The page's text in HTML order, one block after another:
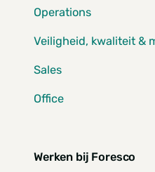
Operations
Veiligheid, kwaliteit &
Sales
Office
Werken bij Foresco